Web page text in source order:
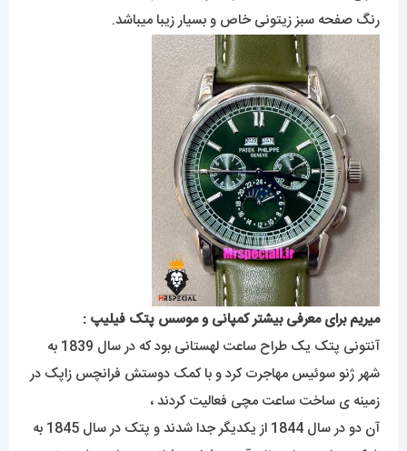
رنگ صفحه سبز زیتونی خاص و بسیار زیبا میباشد.
میریم برای معرفی بیشتر کمپانی و موسس پتک فیلیپ :
آنتونی پتک یک طراح ساعت لهستانی بود که در سال 1839 به
شهر ژنو سوئیس مهاجرت کرد و با کمک دوستش فرانچس زاپک در
زمینه ی ساخت ساعت مچی فعالیت کردند ،
آن دو در سال 1844 از یکدیگر جدا شدند و پتک در سال 1845 به